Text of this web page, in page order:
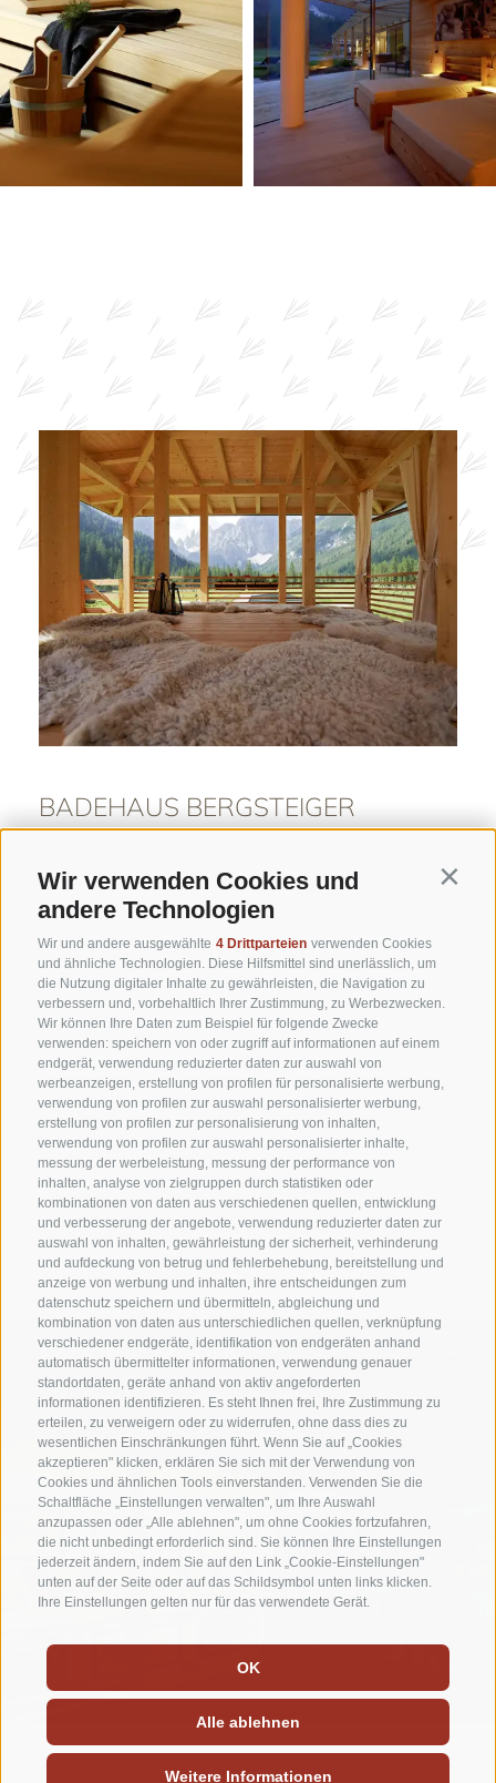
Wir verwenden Cookies und
andere Technologien
Wir und andere ausgewählte 4 Drittparteien verwenden Cookies
und ähnliche Technologien. Diese Hilfsmittel sind unerlässlich, um
die Nutzung digitaler Inhalte zu gewährleisten, die Navigation zu
verbessern und, vorbehaltlich Ihrer Zustimmung, zu Werbezwecken.
Wir können Ihre Daten zum Beispiel für folgende Zwecke
verwenden: speichern von oder zugriff auf informationen auf einem
endgerät, verwendung reduzierter daten zur auswahl von
werbeanzeigen, erstellung von profilen für personalisierte werbung,
verwendung von profilen zur auswahl personalisierter werbung,
erstellung von profilen zur personalisierung von inhalten,
verwendung von profilen zur auswahl personalisierter inhalte,
messung der werbeleistung, messung der performance von
inhalten, analyse von zielgruppen durch statistiken oder
kombinationen von daten aus verschiedenen quellen, entwicklung
und verbesserung der angebote, verwendung reduzierter daten zur
auswahl von inhalten, gewährleistung der sicherheit, verhinderung
und aufdeckung von betrug und fehlerbehebung, bereitstellung und
anzeige von werbung und inhalten, ihre entscheidungen zum
datenschutz speichern und übermitteln, abgleichung und
kombination von daten aus unterschiedlichen quellen, verknüpfung
verschiedener endgeräte, identifikation von endgeräten anhand
automatisch übermittelter informationen, verwendung genauer
standortdaten, geräte anhand von aktiv angeforderten
informationen identifizieren. Es steht Ihnen frei, Ihre Zustimmung zu
erteilen, zu verweigern oder zu widerrufen, ohne dass dies zu
wesentlichen Einschränkungen führt. Wenn Sie auf „Cookies
akzeptieren" klicken, erklären Sie sich mit der Verwendung von
Cookies und ähnlichen Tools einverstanden. Verwenden Sie die
Schaltfläche „Einstellungen verwalten", um Ihre Auswahl
anzupassen oder „Alle ablehnen", um ohne Cookies fortzufahren,
die nicht unbedingt erforderlich sind. Sie können Ihre Einstellungen
jederzeit ändern, indem Sie auf den Link „Cookie-Einstellungen"
unten auf der Seite oder auf das Schildsymbol unten links klicken.
Ihre Einstellungen gelten nur für das verwendete Gerät.
OK
Alle ablehnen
Weitere Informationen
BADEHAUS BERGSTEIGER
REFRESH
- Finnische Panoramasauna
- Bio-Zirmsauna
- Dampfbad
- Infrarotsauna
- Wellnessduschen
- Tauchbecken
- Quellwasser-Bottich im Gartenbereich
- Panorama Ruheraum
erfahren Sie mehr
PANORAMAPOOL